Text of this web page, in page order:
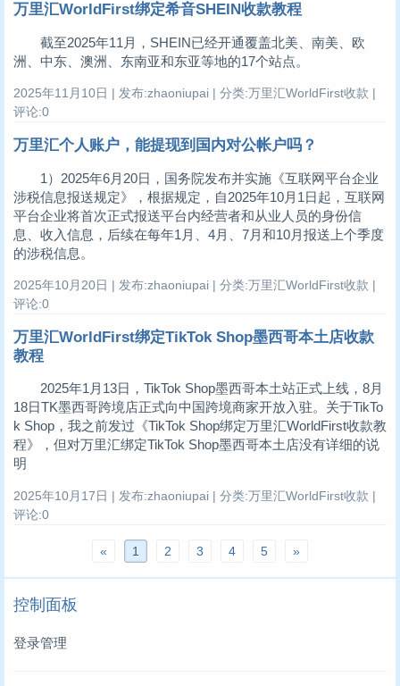
万里汇WorldFirst绑定希音SHEIN收款教程
截至2025年11月，SHEIN已经开通覆盖北美、南美、欧
洲、中东、澳洲、东南亚和东亚等地的17个站点。
2025年11月10日 | 发布:zhaoniupai | 分类:万里汇WorldFirst收款 |
评论:0
万里汇个人账户，能提现到国内对公帐户吗？
1）2025年6月20日，国务院发布并实施《互联网平台企业
涉税信息报送规定》，根据规定，自2025年10月1日起，互联网
平台企业将首次正式报送平台内经营者和从业人员的身份信
息、收入信息，后续在每年1月、4月、7月和10月报送上个季度
的涉税信息。
2025年10月20日 | 发布:zhaoniupai | 分类:万里汇WorldFirst收款 |
评论:0
万里汇WorldFirst绑定TikTok Shop墨西哥本土店收款
教程
2025年1月13日，TikTok Shop墨西哥本土站正式上线，8月
18日TK墨西哥跨境店正式向中国跨境商家开放入驻。关于TikTo
k Shop，我之前发过《TikTok Shop绑定万里汇WorldFirst收款教
程》，但对万里汇绑定TikTok Shop墨西哥本土店没有详细的说
明
2025年10月17日 | 发布:zhaoniupai | 分类:万里汇WorldFirst收款 |
评论:0
« 1 2 3 4 5 »
控制面板
登录管理